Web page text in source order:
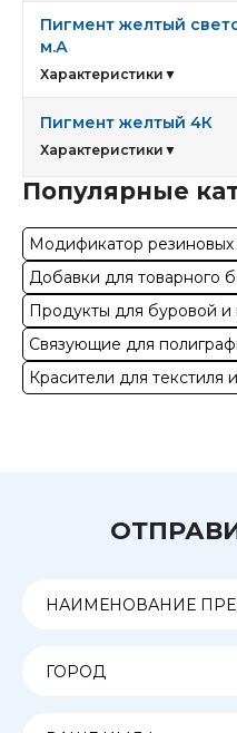
Пигмент желтый
м.А
Характеристики ▼
Пигмент желтый 4К
Характеристики ▼
Популярные
Модификатор резиновых
Добавки для товарного
Продукты для буровой
Связующие для
Красители для текстиля